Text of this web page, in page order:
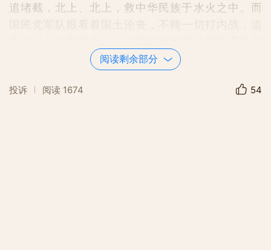
追堵截，北上、北上，救中华民族于水火之中。而
千里的距离，与国民党军队周旋迂回却走了两万五
经过两年时间，经历大小300多场战斗，以惨重的
阅读剩余部分
投诉 阅读 1674 54